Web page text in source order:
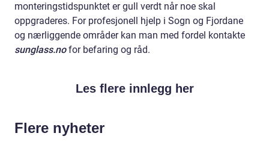
monteringstidspunktet er gull verdt når noe skal
oppgraderes. For profesjonell hjelp i Sogn og Fjordane
og nærliggende områder kan man med fordel kontakte
sunglass.nofor befaring og råd.
Les flere innlegg her
Flere nyheter